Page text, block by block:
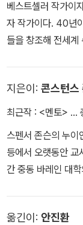
베스트셀러 작가이
자 작가이다. 40년
들을 창조해 전세계
되어 세계 각국에서
사우스다코다 주
뒤, 영국 왕립외과
공부했으며, 메이
e)과 하버드대학
서 수련의 과정을
ard Business
지은이: 콘스턴스
최근작 : <멘토> …
스펜서 존슨의 누이
등에서 오랫동안 교
간 중동 바레인 대
옮긴이: 안진환